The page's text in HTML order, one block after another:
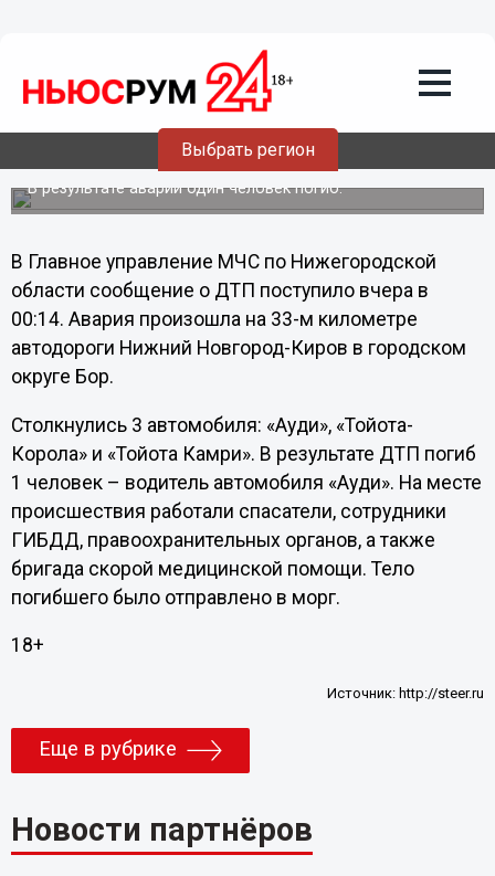
Выбрать регион
21.05.201221:01
В Борском районе столкнулись три
В результате аварии один человек погиб.
В Главное управление МЧС по Нижегородской
области сообщение о ДТП поступило вчера в
00:14. Авария произошла на 33-м километре
автодороги Нижний Новгород-Киров в городском
округе Бор.
Столкнулись 3 автомобиля: «Ауди», «Тойота-
Корола» и «Тойота Камри». В результате ДТП погиб
1 человек – водитель автомобиля «Ауди». На месте
происшествия работали спасатели, сотрудники
ГИБДД, правоохранительных органов, а также
бригада скорой медицинской помощи. Тело
погибшего было отправлено в морг.
18+
Источник: http://steer.ru
Еще в рубрике
Новости партнёров